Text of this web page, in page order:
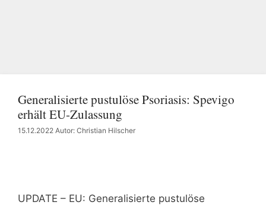
Generalisierte pustulöse Psoriasis: Spevigo
erhält EU-Zulassung
15.12.2022 Autor: Christian Hilscher
UPDATE – EU: Generalisierte pustulöse